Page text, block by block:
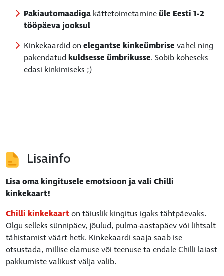
Pakiautomaadiga kättetoimetamineüle Eesti 1-2
tööpäeva jooksul
Kinkekaardid on elegantse kinkeümbrise vahel ning
pakendatud kuldsesse ümbrikusse. Sobib koheseks
edasi kinkimiseks ;)
Lisainfo
Lisa oma kingitusele emotsioon ja vali Chilli
kinkekaart!
Chilli kinkekaarton täiuslik kingitus igaks tähtpäevaks.
Olgu selleks sünnipäev, jõulud, pulma-aastapäev või lihtsalt
tähistamist väärt hetk. Kinkekaardi saaja saab ise
otsustada, millise elamuse või teenuse ta endale Chilli laiast
pakkumiste valikust välja valib.